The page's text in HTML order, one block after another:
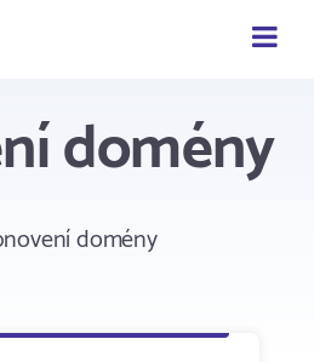
domény
domény